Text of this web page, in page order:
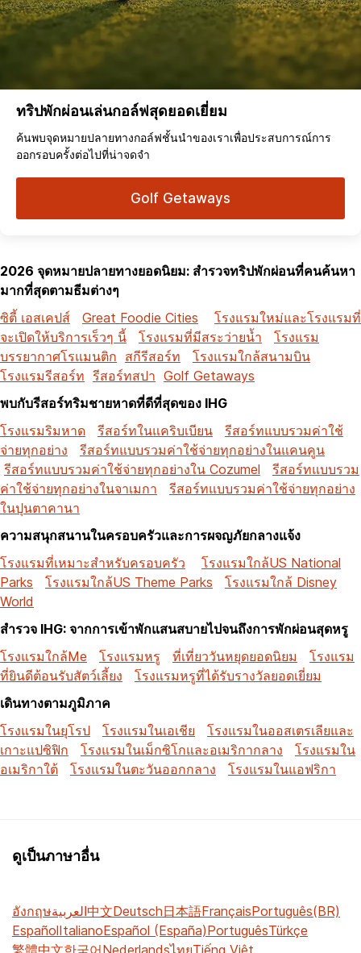
ทริปพักผ่อนเล่นกอล์ฟสุดยอดเยี่ยม
ค้นพบจุดหมายปลายทางกอล์ฟชั้นนำของเราเพื่อประสบการณ์การ
ออกรอบครั้งต่อไปที่น่าจดจำ
Golf Getaways
2026 จุดหมายปลายทางยอดนิยม: สำรวจทริปพักผ่อนที่คนค้นหา
มากที่สุดตามธีมต่างๆ
ซิตี้ เอสเคปส์
Great Foodie Cities
โรงแรมใหม่และโรงแรมที่
จะเปิดให้บริการเร็วๆ นี้
โรงแรมที่มีสระว่ายน้ำ
โรงแรม
บรรยากาศโรแมนติก สกีรีสอร์ท
โรงแรมใกล้สนามบิน
โรงแรมรีสอร์ท รีสอร์ทสปา Golf Getaways
พบกับรีสอร์ทริมชายหาดที่ดีที่สุดของ IHG
โรงแรมริมหาด
รีสอร์ทในแคริบเบียน
รีสอร์ทแบบรวมค่าใช้
จ่ายทุกอย่าง
รีสอร์ทแบบรวมค่าใช้จ่ายทุกอย่างในแคนคูน
รีสอร์ทแบบรวมค่าใช้จ่ายทุกอย่างใน Cozumel
รีสอร์ทแบบรวม
ค่าใช้จ่ายทุกอย่างในจาเมกา
รีสอร์ทแบบรวมค่าใช้จ่ายทุกอย่าง
ในปุนตาคานา
ความสนุกสนานในครอบครัวและการผจญภัยกลางแจ้ง
โรงแรมที่เหมาะสำหรับครอบครัว
โรงแรมใกล้US National
Parks
โรงแรมใกล้US Theme Parks
โรงแรมใกล้ Disney
World
สำรวจ IHG: จากการเข้าพักแสนสบายไปจนถึงการพักผ่อนสุดหรู
โรงแรมใกล้Me
โรงแรมหรู ที่เที่ยววันหยุดยอดนิยม
โรงแรม
ที่ยินดีต้อนรับสัตว์เลี้ยง
โรงแรมหรูที่ได้รับรางวัลยอดเยี่ยม
เดินทางตามภูมิภาค
โรงแรมในยุโรป
โรงแรมในเอเชีย
โรงแรมในออสเตรเลียและ
เกาะแปซิฟิก
โรงแรมในเม็กซิโกและอเมริกากลาง
โรงแรมใน
อเมริกาใต้
โรงแรมในตะวันออกกลาง โรงแรมในแอฟริกา
ดูเป็นภาษาอื่น
อังกฤษالعربية中文Deutsch日本語FrançaisPortuguês(BR)
EspañolItalianoEspañol (España)PortuguêsTürkçe
繁體中文한국어NederlandsไทยTiếng Việt